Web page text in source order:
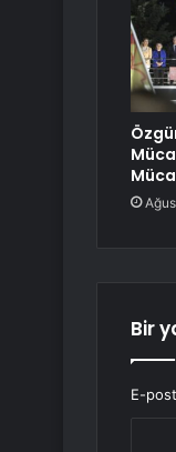
Bir
E-